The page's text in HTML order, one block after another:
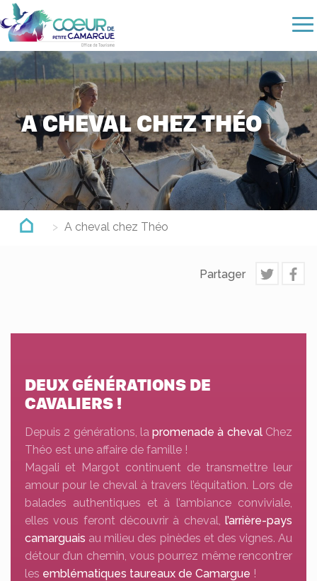
Aller
au
contenu
principal
A CHEVAL CHEZ THÉO
A cheval chez Théo
Partager
DEUX GÉNÉRATIONS DE
CAVALIERS !
Depuis 2 générations, lapromenade à chevalChez
Théo est une affaire de famille !
Magali et Margot continuent de transmettre leur
amour pour le cheval à travers l’équitation. Lors de
balades authentiques et à l’ambiance conviviale,
elles vous feront découvrir à cheval, l’arrière-pays
camarguais au milieu des pinèdes et des vignes. Au
détour d’un chemin, vous pourrez même rencontrer
les emblématiques taureaux de Camargue !